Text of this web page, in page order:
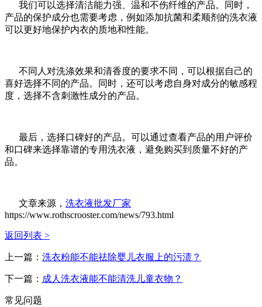
我们可以选择清洁能力强、温和不伤纤维的产品。同时，
产品的保护成分也需要考虑，例如添加抗菌和柔顺剂的洗衣液
可以更好地保护内衣的质地和性能。
不同人对洗涤效果和清香度的要求不同，可以根据自己的
喜好选择不同的产品。同时，还可以考虑自身对成分的敏感程
度，选择不含刺激性成分的产品。
最后，选择口碑好的产品。可以通过查看产品的用户评价
和口碑来选择靠谱的专用洗衣液，避免购买到质量不好的产
品。
文章来源， 洗衣液批发厂家
https://www.rothscrooster.com/news/793.html
返回列表 >
上一篇： 洗衣粉能不能祛除婴儿衣服上的污渍？
下一篇： 成人洗衣液能不能清洗儿童衣物？
常见问题